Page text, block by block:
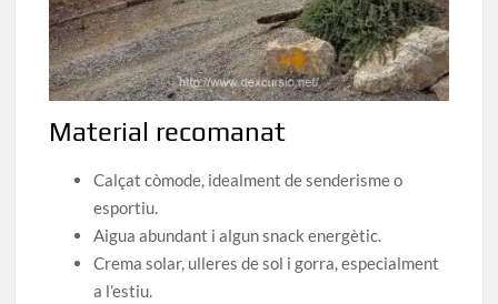
Material recomanat
Calçat còmode, idealment de senderisme o
esportiu.
Aigua abundant i algun snack energètic.
Crema solar, ulleres de sol i gorra, especialment
a l’estiu.